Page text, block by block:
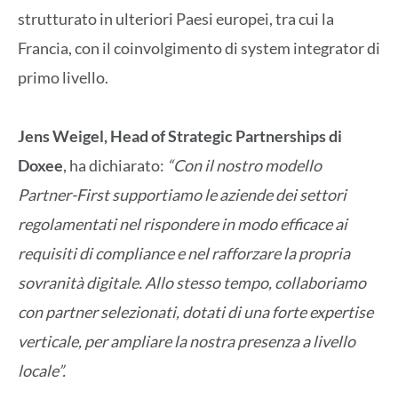
strutturato in ulteriori Paesi europei, tra cui la
Francia, con il coinvolgimento di system integrator di
primo livello.
Jens Weigel, Head of Strategic Partnerships di
Doxee, ha dichiarato: “Con il nostro modello
Partner-First supportiamo le aziende dei settori
regolamentati nel rispondere in modo efficace ai
requisiti di compliance e nel rafforzare la propria
sovranità digitale. Allo stesso tempo, collaboriamo
con partner selezionati, dotati di una forte expertise
verticale, per ampliare la nostra presenza a livello
locale”.